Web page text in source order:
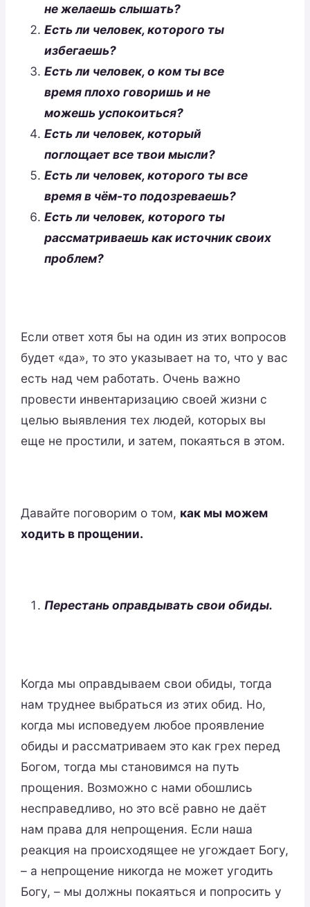
не желаешь слышать?
Есть ли человек, которого ты
избегаешь?
Есть ли человек, о ком ты все
время плохо говоришь и не
можешь успокоиться?
Есть ли человек, который
поглощает все твои мысли?
Есть ли человек, которого ты все
время в чём-то подозреваешь?
Есть ли человек, которого ты
рассматриваешь как источник своих
проблем?
Если ответ хотя бы на один из этих вопросов
будет «да», то это указывает на то, что у вас
есть над чем работать. Очень важно
провести инвентаризацию своей жизни с
целью выявления тех людей, которых вы
еще не простили, и затем, покаяться в этом.
Давайте поговорим о том, как мы можем
ходить в прощении.
Перестань оправдывать свои обиды.
Когда мы оправдываем свои обиды, тогда
нам труднее выбраться из этих обид. Но,
когда мы исповедуем любое проявление
обиды и рассматриваем это как грех перед
Богом, тогда мы становимся на путь
прощения. Возможно с нами обошлись
несправедливо, но это всё равно не даёт
нам права для непрощения. Если наша
реакция на происходящее не угождает Богу,
– а непрощение никогда не может угодить
Богу, – мы должны покаяться и попросить у